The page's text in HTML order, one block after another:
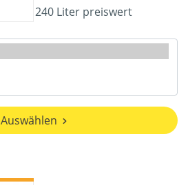
240 Liter preiswert
Auswählen